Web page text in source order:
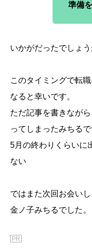
準備
いかがだったでしょう
このタイミングで転
なると幸いです。
ただ記事を書きなが
ってしまったみちるで
5月の終わりくらいに
ない
ではまた次回お会いし
金ノ子みちるでした。
PR